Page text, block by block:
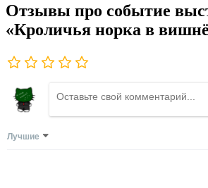
Отзывы про событие
«Кроличья норка в
Лучшие